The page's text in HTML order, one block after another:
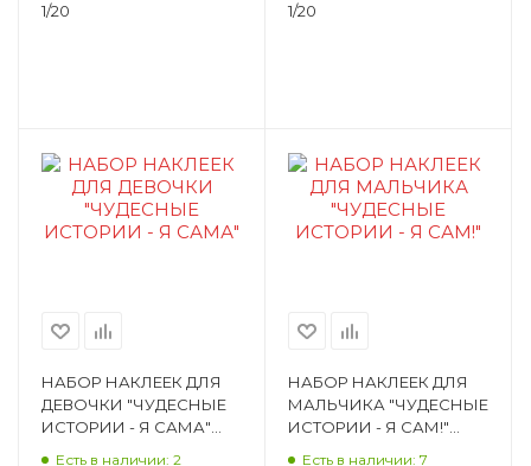
1/20
1/20
НАБОР НАКЛЕЕК ДЛЯ
ДЕВОЧКИ "ЧУДЕСНЫЕ
ИСТОРИИ - Я САМА"
Есть в наличии: 2
НАБОР НАКЛЕЕК ДЛЯ
МАЛЬЧИКА "ЧУДЕСНЫЕ
ИСТОРИИ - Я САМ!"
Есть в наличии: 7